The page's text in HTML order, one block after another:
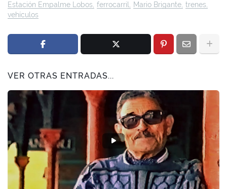
Estación Empalme Lobos ferrocarril Mario Brigante trenes
vehículos
VER OTRAS ENTRADAS...